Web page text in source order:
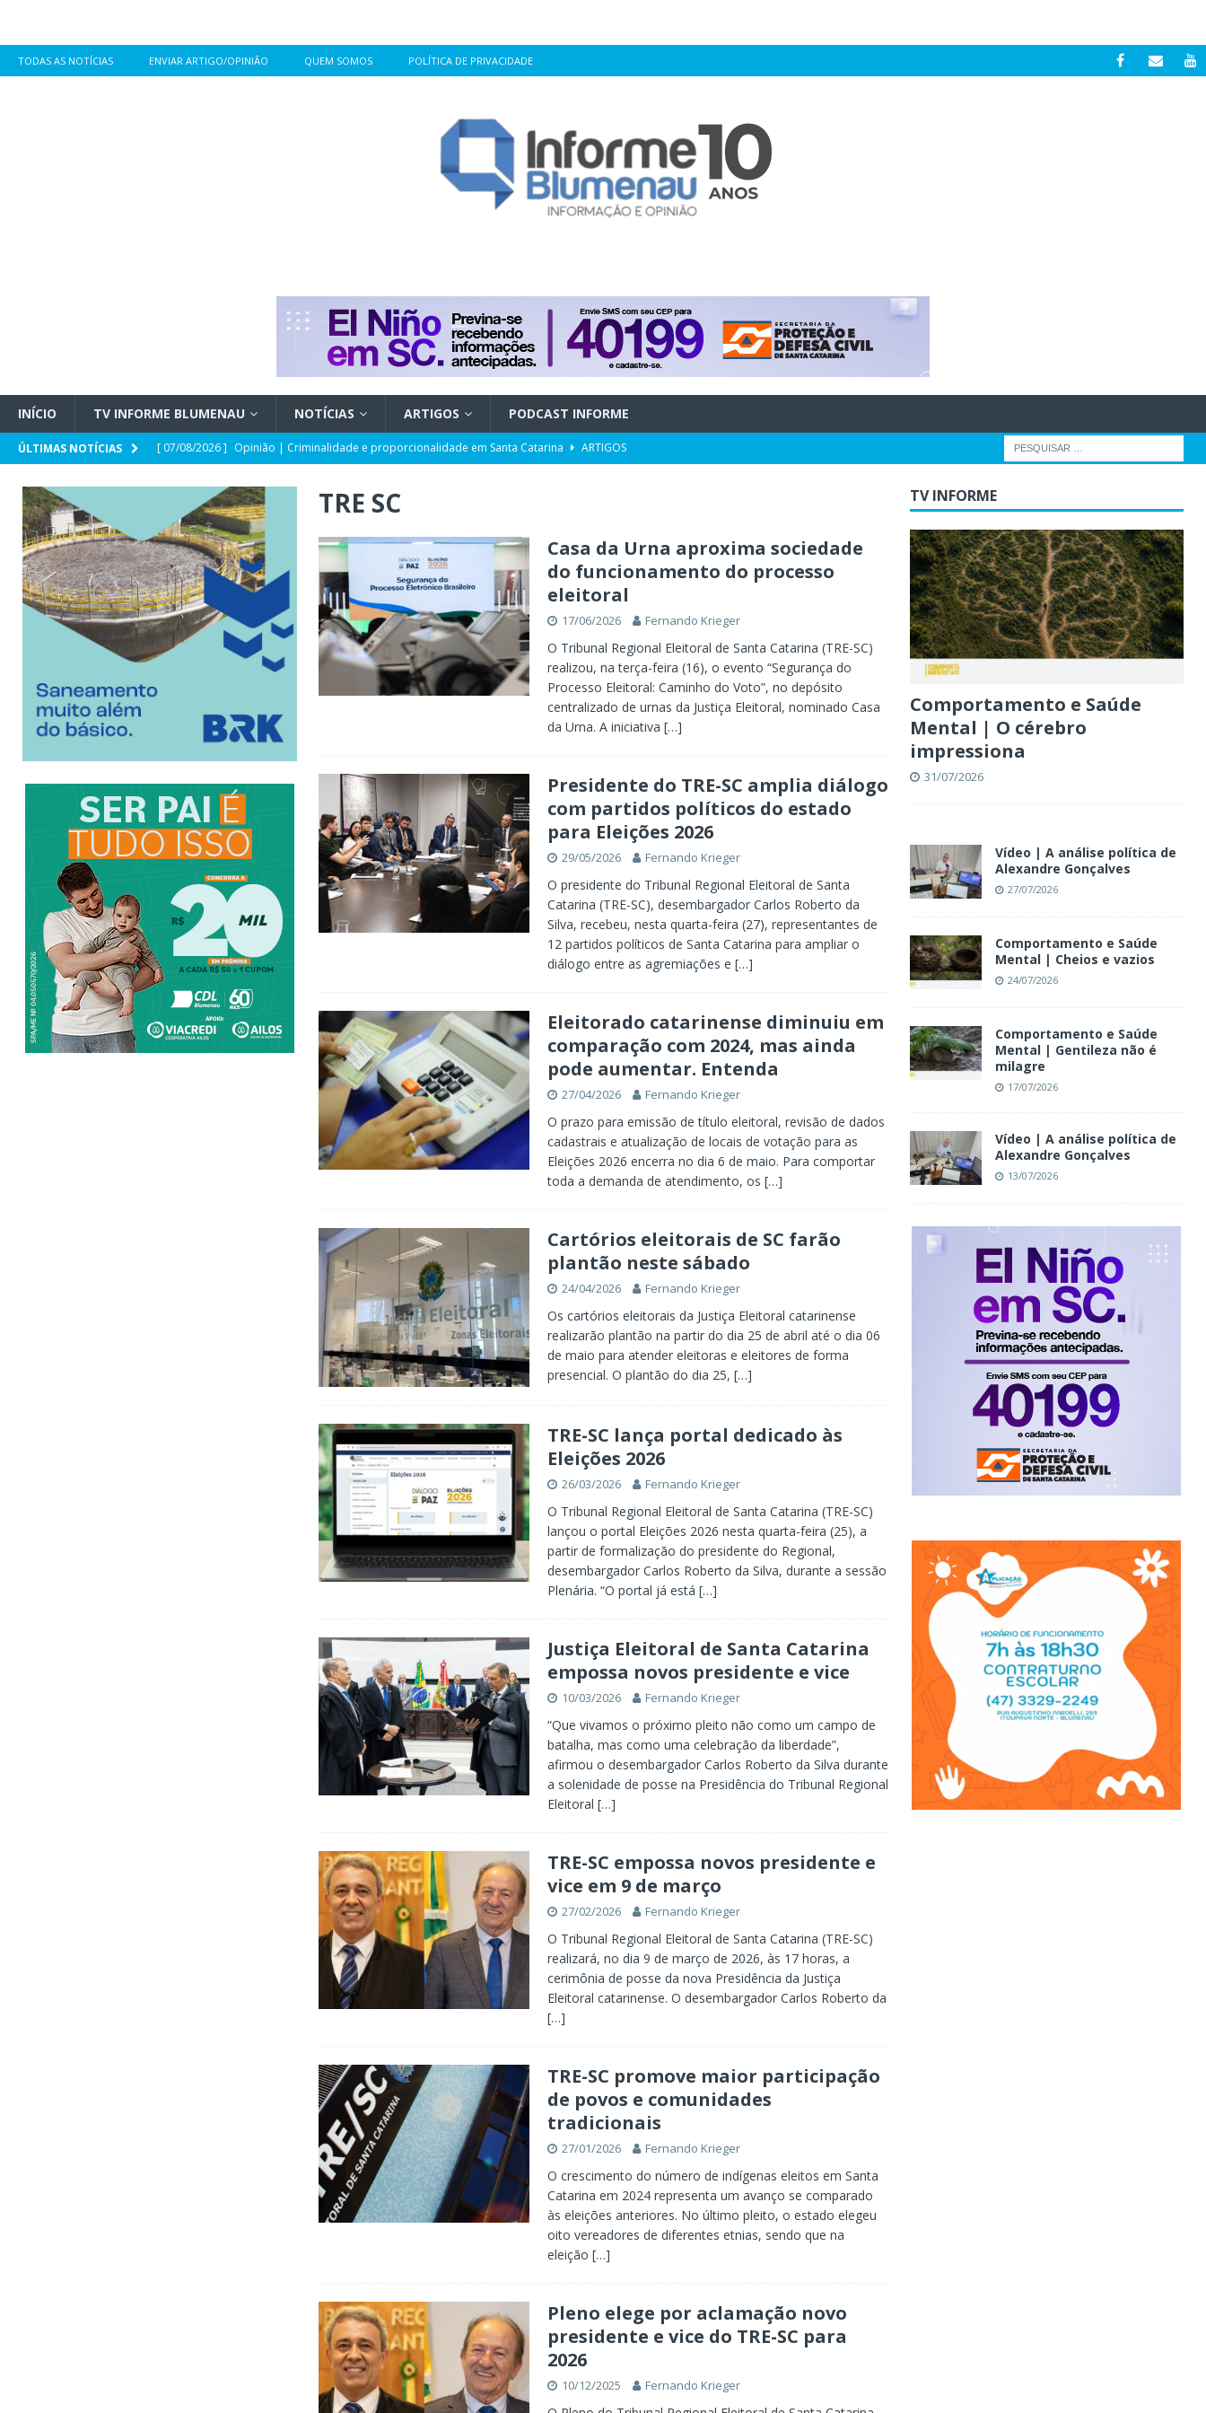
TODAS AS NOTÍCIAS ENVIAR ARTIGO/OPINIÃO QUEM SOMOS POLÍTICA DE PRIVACIDADE
INÍCIO TV INFORME BLUMENAU NOTÍCIAS ARTIGOS PODCAST INFORME
ÚLTIMAS NOTÍCIAS [ 07/08/2026 ] Opinião | Criminalidade e proporcionalidade em Santa Catarina
ARTIGOS
[ 07/08/2026 ] Entrevista | Túlio de Amorim Pfuetzenreiter, candidato ao Senado pelo Missão
[ 07/08/2026 ] HEMOSC adota novos critérios para doação de sangue
POLÍTICA
[ 07/08/2026 ] Indaial registra o maior crescimento da história no Ideb
X. DESTAQUES
[ 07/08/2026 ]
TSE cria conselho para acompanhar desinformação e uso de inteligência artificial
TRE SC
Casa da Urna aproxima sociedade
do funcionamento do processo
eleitoral
17/06/2026 Fernando Krieger
O Tribunal Regional Eleitoral de Santa Catarina (TRE-SC)
realizou, na terça-feira (16), o evento “Segurança do
Processo Eleitoral: Caminho do Voto”, no depósito
centralizado de urnas da Justiça Eleitoral, nominado Casa
da Urna. A iniciativa […]
Presidente do TRE-SC amplia diálogo
com partidos políticos do estado
para Eleições 2026
29/05/2026 Fernando Krieger
O presidente do Tribunal Regional Eleitoral de Santa
Catarina (TRE-SC), desembargador Carlos Roberto da
Silva, recebeu, nesta quarta-feira (27), representantes de
12 partidos políticos de Santa Catarina para ampliar o
diálogo entre as agremiações e […]
Eleitorado catarinense diminuiu em
comparação com 2024, mas ainda
pode aumentar. Entenda
27/04/2026 Fernando Krieger
O prazo para emissão de título eleitoral, revisão de dados
cadastrais e atualização de locais de votação para as
Eleições 2026 encerra no dia 6 de maio. Para comportar
toda a demanda de atendimento, os […]
Cartórios eleitorais de SC farão
plantão neste sábado
24/04/2026 Fernando Krieger
Os cartórios eleitorais da Justiça Eleitoral catarinense
realizarão plantão na partir do dia 25 de abril até o dia 06
de maio para atender eleitoras e eleitores de forma
presencial. O plantão do dia 25, […]
TRE-SC lança portal dedicado às
Eleições 2026
26/03/2026 Fernando Krieger
O Tribunal Regional Eleitoral de Santa Catarina (TRE-SC)
lançou o portal Eleições 2026 nesta quarta-feira (25), a
partir de formalização do presidente do Regional,
desembargador Carlos Roberto da Silva, durante a sessão
Plenária. “O portal já está […]
Justiça Eleitoral de Santa Catarina
empossa novos presidente e vice
10/03/2026 Fernando Krieger
“Que vivamos o próximo pleito não como um campo de
batalha, mas como uma celebração da liberdade”,
afirmou o desembargador Carlos Roberto da Silva durante
a solenidade de posse na Presidência do Tribunal Regional
Eleitoral […]
TRE-SC empossa novos presidente e
vice em 9 de março
27/02/2026 Fernando Krieger
O Tribunal Regional Eleitoral de Santa Catarina (TRE-SC)
realizará, no dia 9 de março de 2026, às 17 horas, a
cerimônia de posse da nova Presidência da Justiça
Eleitoral catarinense. O desembargador Carlos Roberto da
[…]
TRE-SC promove maior participação
de povos e comunidades
tradicionais
27/01/2026 Fernando Krieger
O crescimento do número de indígenas eleitos em Santa
Catarina em 2024 representa um avanço se comparado
às eleições anteriores. No último pleito, o estado elegeu
oito vereadores de diferentes etnias, sendo que na
eleição […]
Pleno elege por aclamação novo
presidente e vice do TRE-SC para
2026
10/12/2025 Fernando Krieger
TV INFORME
Comportamento e Saúde
Mental | O cérebro
impressiona
31/07/2026
Vídeo | A análise política de
Alexandre Gonçalves
27/07/2026
Comportamento e Saúde
Mental | Cheios e vazios
24/07/2026
Comportamento e Saúde
Mental | Gentileza não é
milagre
17/07/2026
Vídeo | A análise política de
Alexandre Gonçalves
13/07/2026